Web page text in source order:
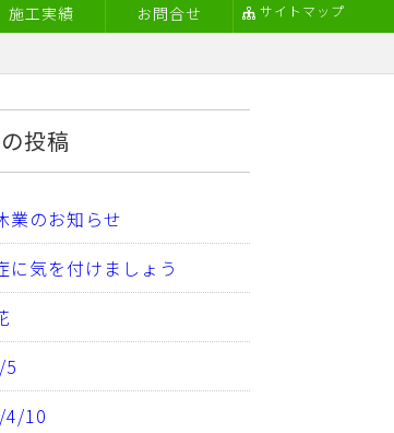
施工実績 お問合せ
サイトマップ
投稿
業のお知らせ
に気を付けましょう
4/10